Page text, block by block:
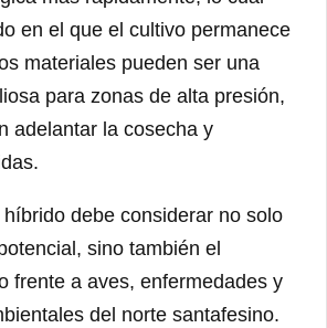
en el que el cultivo permanece
materiales pueden ser una
para zonas de alta presión,
adelantar la cosecha y
debe considerar no solo
sino también el
frente a aves, enfermedades y
del norte santafesino.